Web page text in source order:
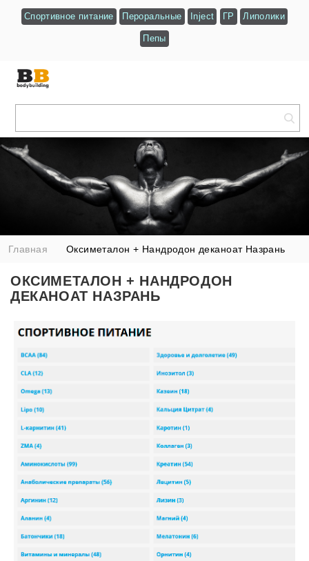
Спортивное питание Пероральные Inject ГР Липолики
Пепы
Главная Оксиметалон + Нандродон деканоат Назрань
ОКСИМЕТАЛОН + НАНДРОДОН
ДЕКАНОАТ НАЗРАНЬ